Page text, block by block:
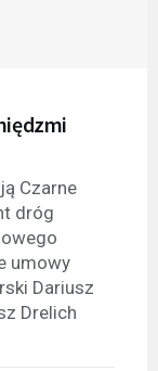
Czarne
dróg
umowy
Dariusz
Drelich